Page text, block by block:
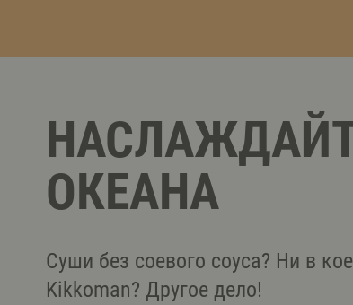
ОКЕАНА
Суши без соевого соуса? Ни в
Kikkoman? Другое дело!